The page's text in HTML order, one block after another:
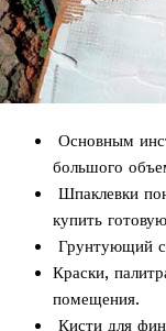
Основным
большого
Шпаклевки
купить
Грунтующий
Краски,
помещения.
Кисти для